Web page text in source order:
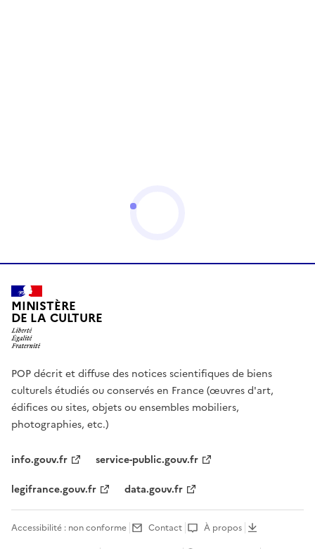
MINISTÈRE
DE LA CULTURE
POP décrit et diffuse des notices scientifiques de biens
culturels étudiés ou conservés en France (œuvres d'art,
édifices ou sites, objets ou ensembles mobiliers,
photographies, etc.)
info.gouv.fr
service-public.gouv.fr
legifrance.gouv.fr
data.gouv.fr
Accessibilité : non conforme Contact
À propos